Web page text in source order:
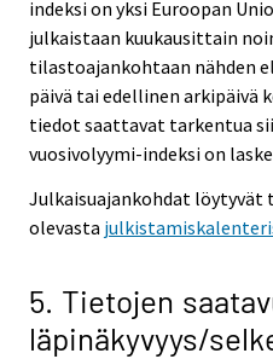
indeksi on yksi Euroopan
julkaistaan kuukausittain
tilastoajankohtaan nähden
päivä tai edellinen arkipäivä
tiedot saattavat tarkentua
vuosivolyymi-indeksi on
Julkaisuajankohdat
olevasta
5. Tietojen
läpinäkyvyys/